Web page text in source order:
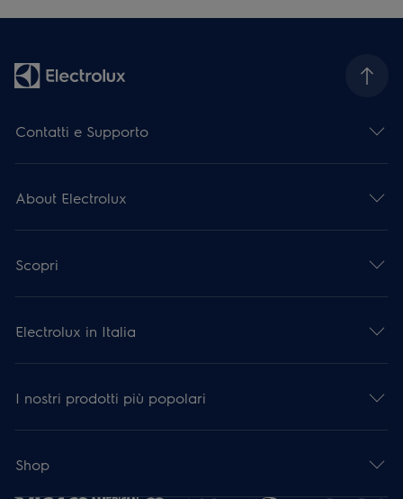
Contatti e Supporto
About Electrolux
Scopri
Electrolux in Italia
I nostri prodotti più popolari
Shop